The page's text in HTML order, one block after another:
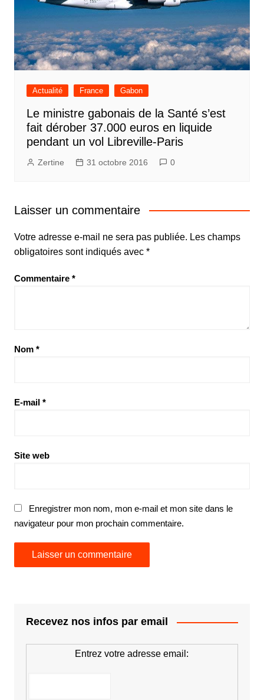
Actualité France Gabon
Le ministre gabonais de la Santé s’est
fait dérober 37.000 euros en liquide
pendant un vol Libreville-Paris
Zertine 31 octobre 2016 0
Laisser un commentaire
Votre adresse e-mail ne sera pas publiée. Les champs
obligatoires sont indiqués avec *
Commentaire *
Nom *
E-mail *
Site web
Enregistrer mon nom, mon e-mail et mon site dans le
navigateur pour mon prochain commentaire.
Recevez nos infos par email
Entrez votre adresse email: